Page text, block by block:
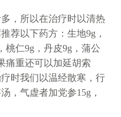
，所以在治疗时以清热
荐以下药方：生地9g，
桃仁9g，丹皮9g，蒲公
痛重还可以加延胡索
时我们以温经散寒，行
，气虚者加党参15g，